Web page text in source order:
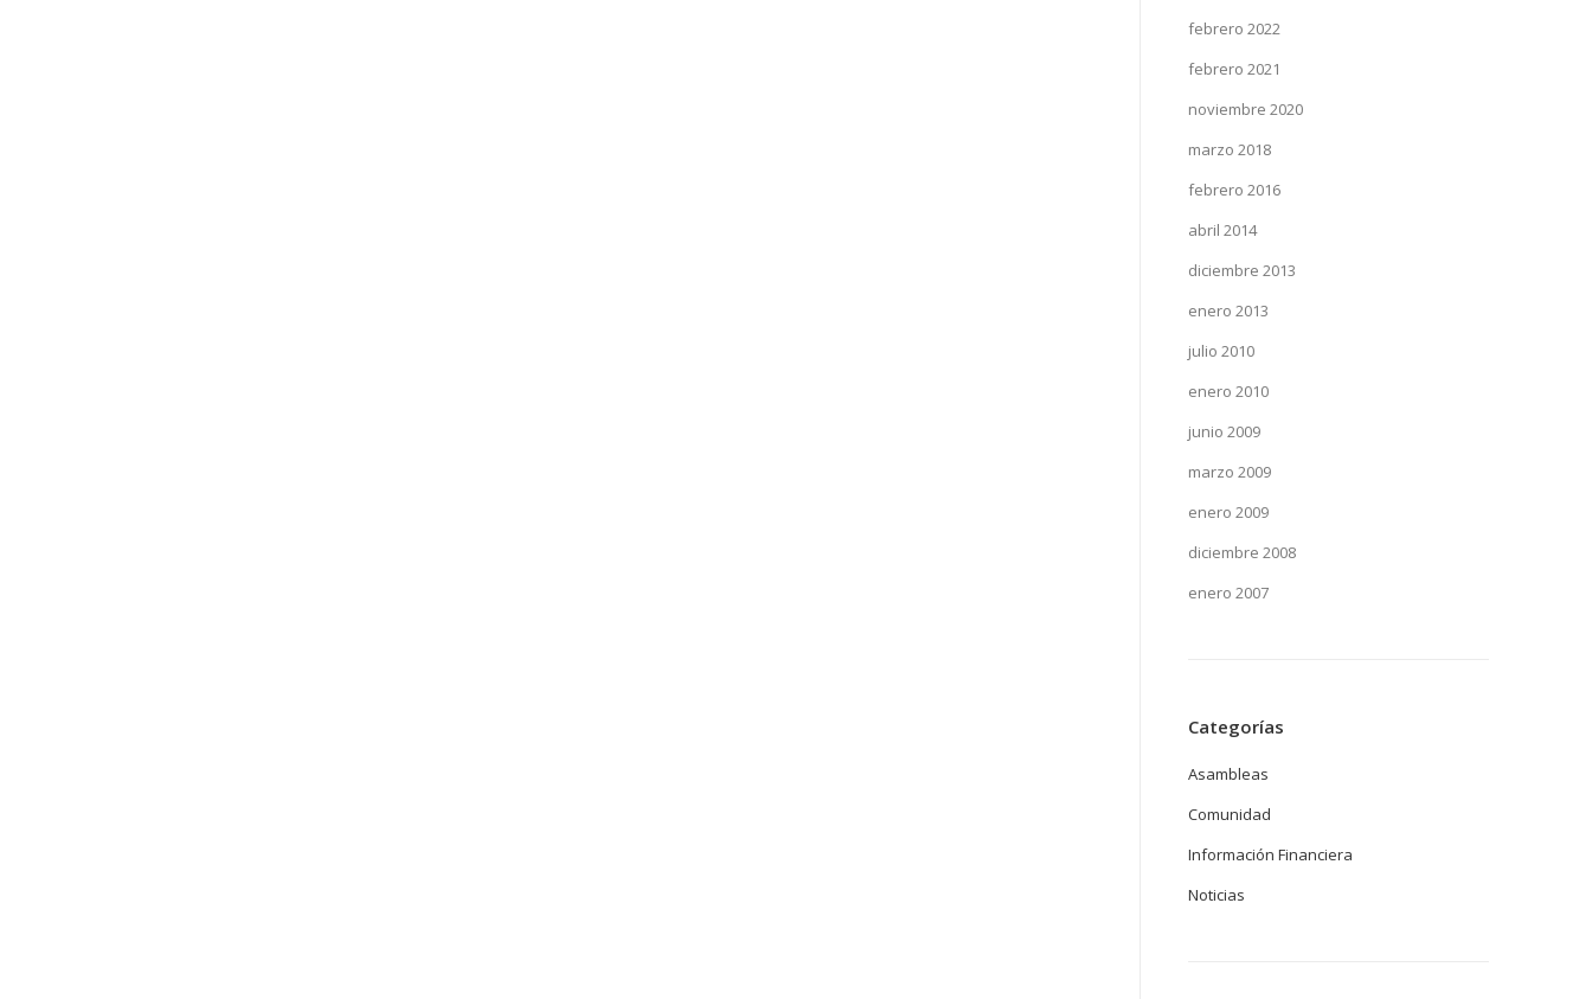
febrero 2022
febrero 2021
noviembre 2020
marzo 2018
febrero 2016
abril 2014
diciembre 2013
enero 2013
julio 2010
enero 2010
junio 2009
marzo 2009
enero 2009
diciembre 2008
enero 2007
Categorías
Asambleas
Comunidad
Información Financiera
Noticias